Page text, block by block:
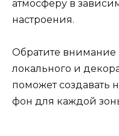
атмосферу в
настроения.
Обратите внимание
локального и
поможет
фон для каждой